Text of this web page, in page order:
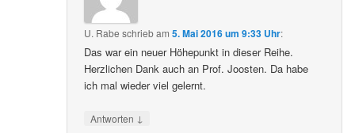
U. Rabe schriebam5. Mai 2016 um 9:33 Uhr:
Das war ein neuer Höhepunkt in dieser Reihe.
Herzlichen Dank auch an Prof. Joosten. Da habe
ich mal wieder viel gelernt.
Antworten ↓